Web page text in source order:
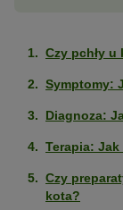
Czy pchły
Symptomy:
Diagnoza:
Terapia:
Czy
kota?